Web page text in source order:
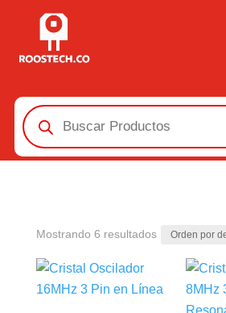
Búsqueda
de
productos
Mostrando 6 resultados